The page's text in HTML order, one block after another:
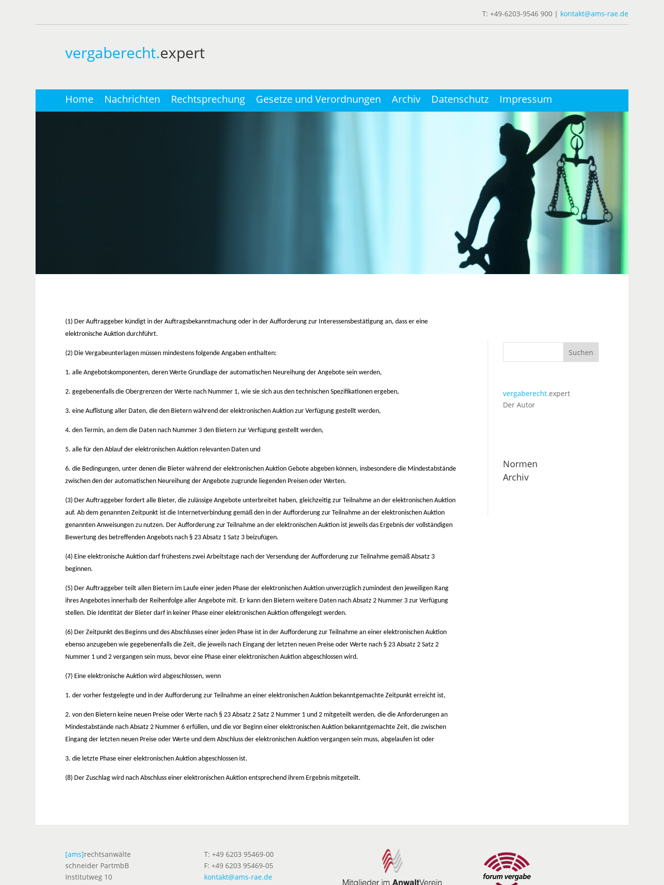
T: +49-6203-9546 900 | kontakt@ams-rae.de
vergaberecht.expert
Home Nachrichten Rechtsprechung Gesetze und Verordnungen Archiv Datenschutz Impressum
(1) Der Auftraggeber kündigt in der Auftragsbekanntmachung oder in der Aufforderung zur Interessensbestätigung an, dass er eine
elektronische Auktion durchführt.
(2) Die Vergabeunterlagen müssen mindestens folgende Angaben enthalten:
1. alle Angebotskomponenten, deren Werte Grundlage der automatischen Neureihung der Angebote sein werden,
2. gegebenenfalls die Obergrenzen der Werte nach Nummer 1, wie sie sich aus den technischen Spezifikationen ergeben,
3. eine Auflistung aller Daten, die den Bietern während der elektronischen Auktion zur Verfügung gestellt werden,
4. den Termin, an dem die Daten nach Nummer 3 den Bietern zur Verfügung gestellt werden,
5. alle für den Ablauf der elektronischen Auktion relevanten Daten und
6. die Bedingungen, unter denen die Bieter während der elektronischen Auktion Gebote abgeben können, insbesondere die Mindestabstände
zwischen den der automatischen Neureihung der Angebote zugrunde liegenden Preisen oder Werten.
(3) Der Auftraggeber fordert alle Bieter, die zulässige Angebote unterbreitet haben, gleichzeitig zur Teilnahme an der elektronischen Auktion
auf. Ab dem genannten Zeitpunkt ist die Internetverbindung gemäß den in der Aufforderung zur Teilnahme an der elektronischen Auktion
genannten Anweisungen zu nutzen. Der Aufforderung zur Teilnahme an der elektronischen Auktion ist jeweils das Ergebnis der vollständigen
Bewertung des betreffenden Angebots nach § 23 Absatz 1 Satz 3 beizufügen.
(4) Eine elektronische Auktion darf frühestens zwei Arbeitstage nach der Versendung der Aufforderung zur Teilnahme gemäß Absatz 3
beginnen.
(5) Der Auftraggeber teilt allen Bietern im Laufe einer jeden Phase der elektronischen Auktion unverzüglich zumindest den jeweiligen Rang
ihres Angebotes innerhalb der Reihenfolge aller Angebote mit. Er kann den Bietern weitere Daten nach Absatz 2 Nummer 3 zur Verfügung
stellen. Die Identität der Bieter darf in keiner Phase einer elektronischen Auktion offengelegt werden.
(6) Der Zeitpunkt des Beginns und des Abschlusses einer jeden Phase ist in der Aufforderung zur Teilnahme an einer elektronischen Auktion
ebenso anzugeben wie gegebenenfalls die Zeit, die jeweils nach Eingang der letzten neuen Preise oder Werte nach § 23 Absatz 2 Satz 2
Nummer 1 und 2 vergangen sein muss, bevor eine Phase einer elektronischen Auktion abgeschlossen wird.
(7) Eine elektronische Auktion wird abgeschlossen, wenn
1. der vorher festgelegte und in der Aufforderung zur Teilnahme an einer elektronischen Auktion bekanntgemachte Zeitpunkt erreicht ist,
2. von den Bietern keine neuen Preise oder Werte nach § 23 Absatz 2 Satz 2 Nummer 1 und 2 mitgeteilt werden, die die Anforderungen an
Mindestabstände nach Absatz 2 Nummer 6 erfüllen, und die vor Beginn einer elektronischen Auktion bekanntgemachte Zeit, die zwischen
Eingang der letzten neuen Preise oder Werte und dem Abschluss der elektronischen Auktion vergangen sein muss, abgelaufen ist oder
3. die letzte Phase einer elektronischen Auktion abgeschlossen ist.
(8) Der Zuschlag wird nach Abschluss einer elektronischen Auktion entsprechend ihrem Ergebnis mitgeteilt.
Suchen
vergaberecht.expert
Der Autor
Normen
Archiv
[ams]rechtsanwälte
schneider PartmbB
Institutweg 10
T: +49 6203 95469-00
F: +49 6203 95469-05
kontakt@ams-rae.de